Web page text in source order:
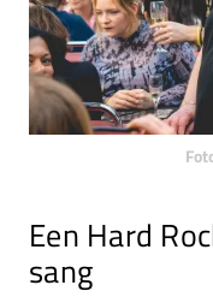
Een Hard
sang